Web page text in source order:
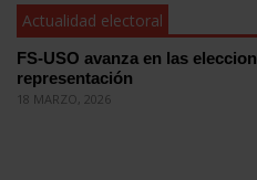
Actualidad electoral
FS-USO avanza en las
representación
18 MARZO, 2026